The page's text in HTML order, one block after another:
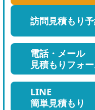
け
る
訪問見積もり
電話・メール
見積もりフォ
LINE
簡単見積もり